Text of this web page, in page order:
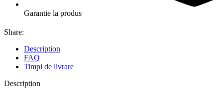
Garantie la produs
Share:
Description
FAQ
Timpi de livrare
Description